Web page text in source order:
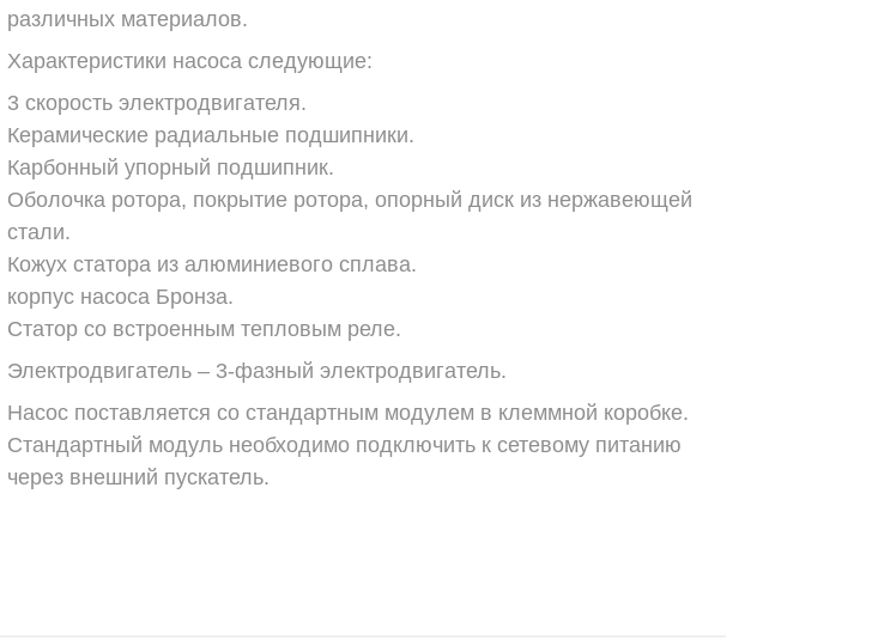
различных материалов.
Характеристики насоса следующие:
3 скорость электродвигателя.
Керамические радиальные подшипники.
Карбонный упорный подшипник.
Оболочка ротора, покрытие ротора, опорный диск из нержавеющей
стали.
Кожух статора из алюминиевого сплава.
корпус насоса Бронза.
Статор со встроенным тепловым реле.
Электродвигатель – 3-фазный электродвигатель.
Насос поставляется со стандартным модулем в клеммной коробке.
Стандартный модуль необходимо подключить к сетевому питанию
через внешний пускатель.